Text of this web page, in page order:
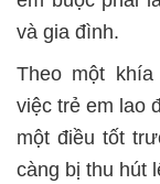
và gia đình.
Theo một
việc trẻ em lao
một điều tốt
càng bị thu hút